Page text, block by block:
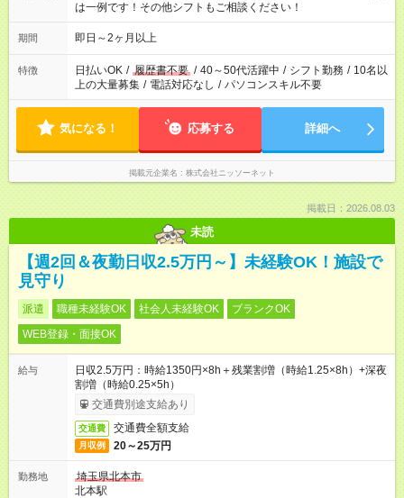
は一例です！その他シフトもご相談ください！
期間 即日～2ヶ月以上
特徴 日払いOK / 履歴書不要 / 40～50代活躍中 / シフト勤務 / 10名以
上の大量募集 / 電話対応なし / パソコンスキル不要
気になる！ 応募する 詳細へ
掲載元企業名 株式会社ニッソーネット
掲載日：2026.08.03
未読
【週2回＆夜勤日収2.5万円～】未経験OK！施設で
見守り
派遣 職種未経験OK 社会人未経験OK
ブランクOK
WEB登録・面接OK
給与
日収2.5万円：時給1350円×8h＋残業割増（時給1.25×8h）+深夜
割増（時給0.25×5h）
交通費別途支給あり
交通費 交通費全額支給
月収例 20～25万円
勤務地
埼玉県北本市
北本駅